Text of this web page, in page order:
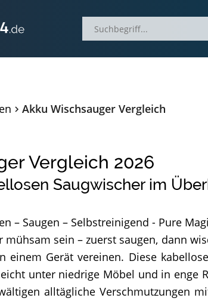
Akku Wischsauger Vergleich
Vergleich 2026
Saugwischer im
– Saugen – Selbstreinigend - Pure
sein – zuerst saugen, dann
einem Gerät vereinen. Diese
unter niedrige Möbel und in enge
alltägliche Verschmutzungen